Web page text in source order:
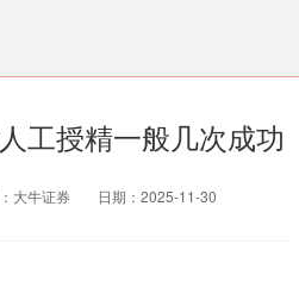
工授精一般几次成功
大牛证券
日期：2025-11-30